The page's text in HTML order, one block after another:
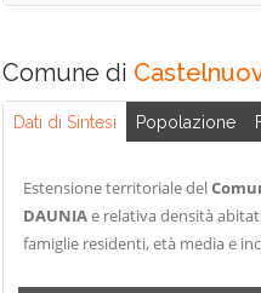
Comune di
Dati di Sintesi Popolazione
Estensione territoriale del
DAUNIAe relativa densità
famiglie residenti, età media e